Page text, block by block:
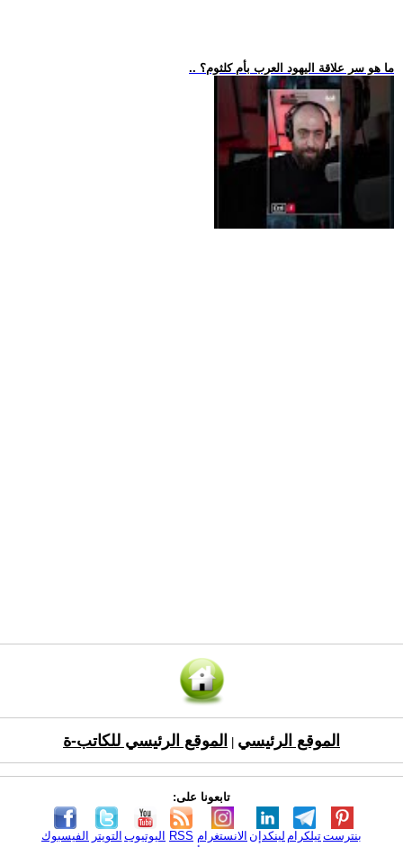
.. ما هو سر علاقة اليهود العرب بأم كلثوم؟
الموقع الرئيسي الموقع الرئيسي للكاتب-ة
تابعونا على:
الفيسبوك التويتر اليوتيوب RSS الانستغرام لينكدإن تيلكرامبنترست